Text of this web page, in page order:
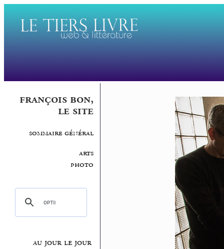
françois bon,
le site
sommaire général
arts
photo
au jour le jour